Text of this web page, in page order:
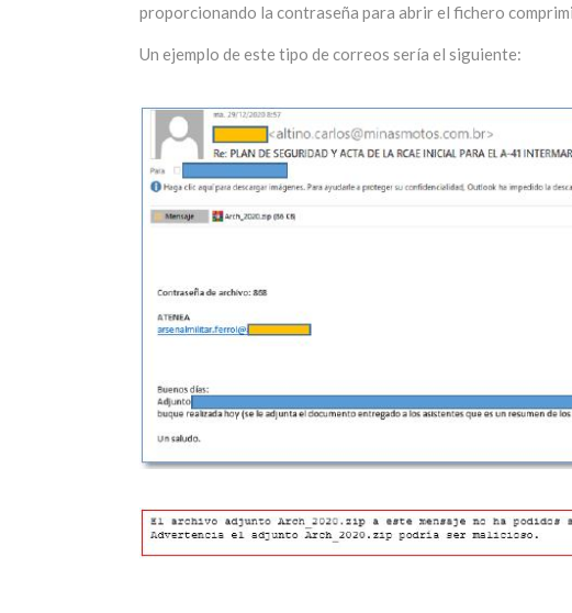
proporcionando la contraseña para abrir el fichero
Un ejemplo de este tipo de correos sería el siguiente: